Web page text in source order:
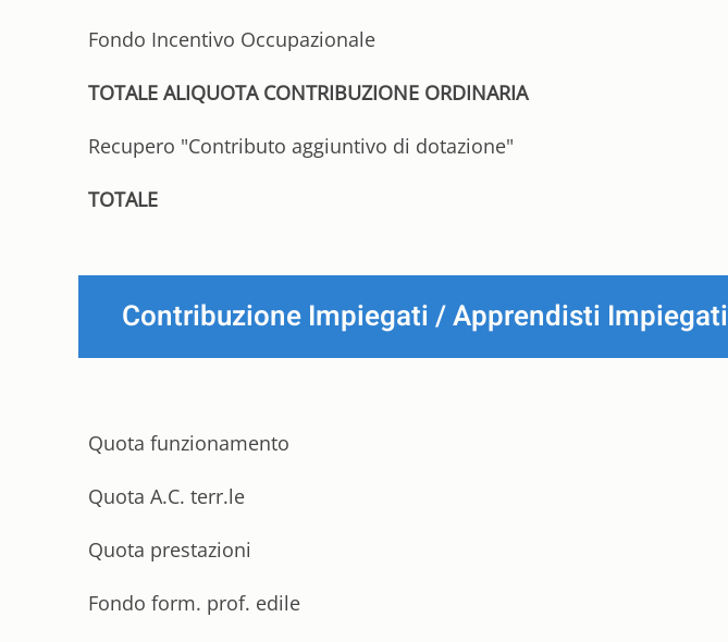
Fondo Incentivo Occupazionale
TOTALE ALIQUOTA CONTRIBUZIONE ORDINARIA
Recupero "Contributo aggiuntivo di dotazione"
TOTALE
Contribuzione Impiegati / Apprendisti Impiegati
Quota funzionamento
Quota A.C. terr.le
Quota prestazioni
Fondo form. prof. edile